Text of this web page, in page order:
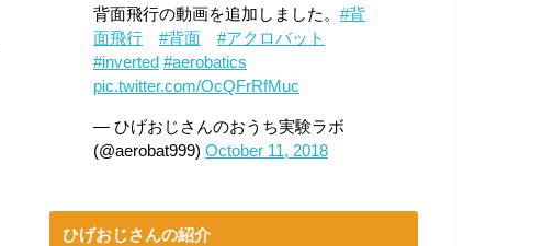
背面飛行の動画を追加しました。 #背
面飛行
#背面
#アクロバット
#inverted #aerobatics
pic.twitter.com/OcQFrRfMuc
— ひげおじさんのおうち実験ラボ
(@aerobat999) October 11, 2018
ひげおじさんの紹介